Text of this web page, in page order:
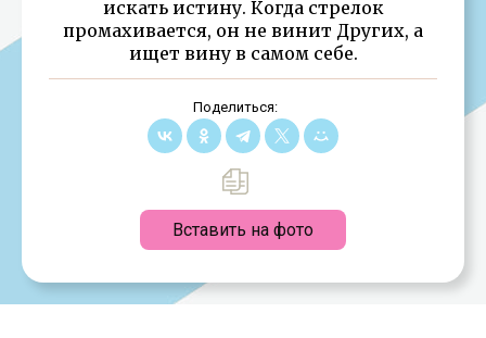
искать истину. Когда стрелок
промахивается, он не винит Других, а
ищет вину в самом себе.
Поделиться:
Вставить на фото